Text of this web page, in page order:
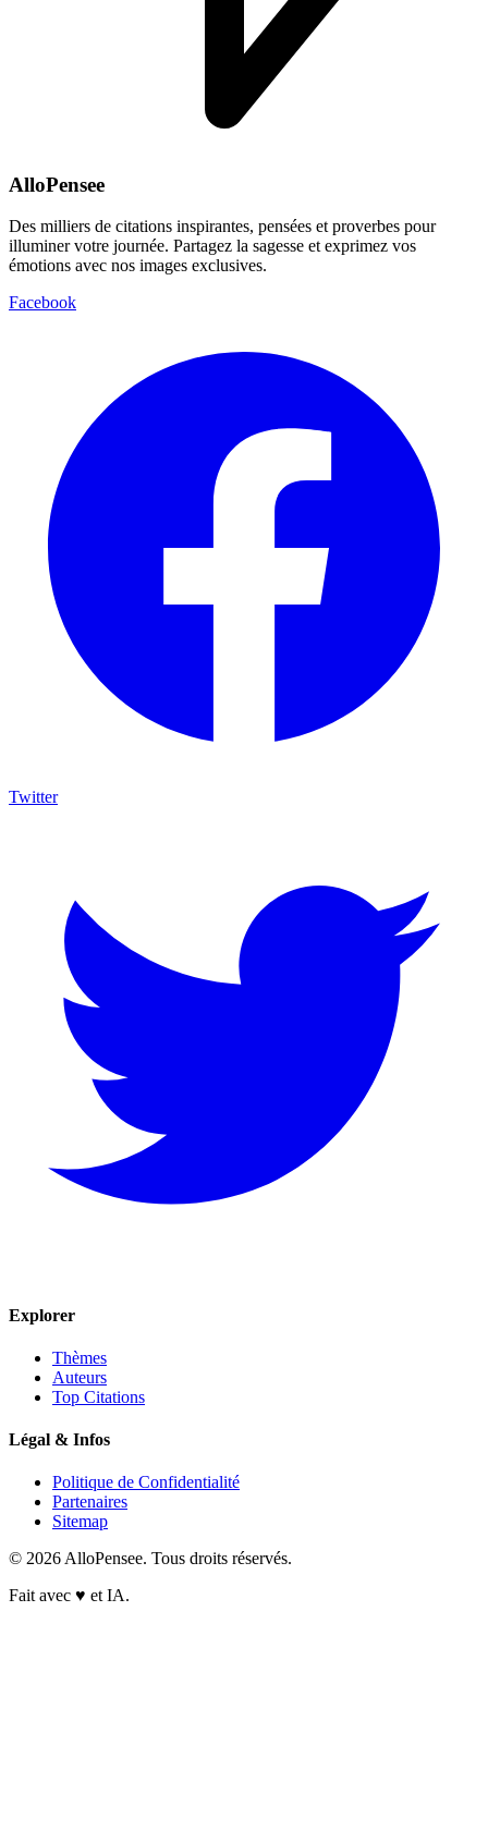
AlloPensee
Des milliers de citations inspirantes, pensées et proverbes pour
illuminer votre journée. Partagez la sagesse et exprimez vos
émotions avec nos images exclusives.
Facebook
Twitter
Explorer
Thèmes
Auteurs
Top Citations
Légal & Infos
Politique de Confidentialité
Partenaires
Sitemap
© 2026 AlloPensee. Tous droits réservés.
Fait avec ♥ et IA.